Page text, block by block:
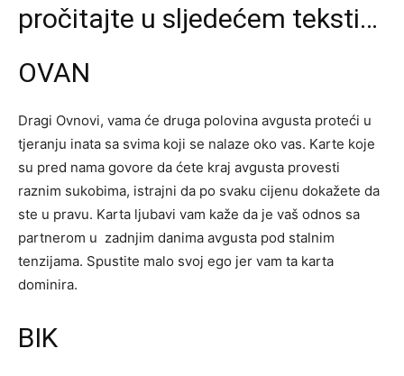
pročitajte u sljedećem teksti…
OVAN
Dragi Ovnovi, vama će druga polovina avgusta proteći u
tjeranju inata sa svima koji se nalaze oko vas. Karte koje
su pred nama govore da ćete kraj avgusta provesti
raznim sukobima, istrajni da po svaku cijenu dokažete da
ste u pravu. Karta ljubavi vam kaže da je vaš odnos sa
partnerom u zadnjim danima avgusta pod stalnim
tenzijama. Spustite malo svoj ego jer vam ta karta
dominira.
BIK